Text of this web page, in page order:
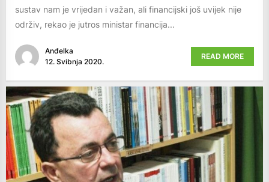
sustav nam je vrijedan i važan, ali financijski još uvijek nije
održiv, rekao je jutros ministar financija...
Anđelka
12. Svibnja 2020.
READ MORE